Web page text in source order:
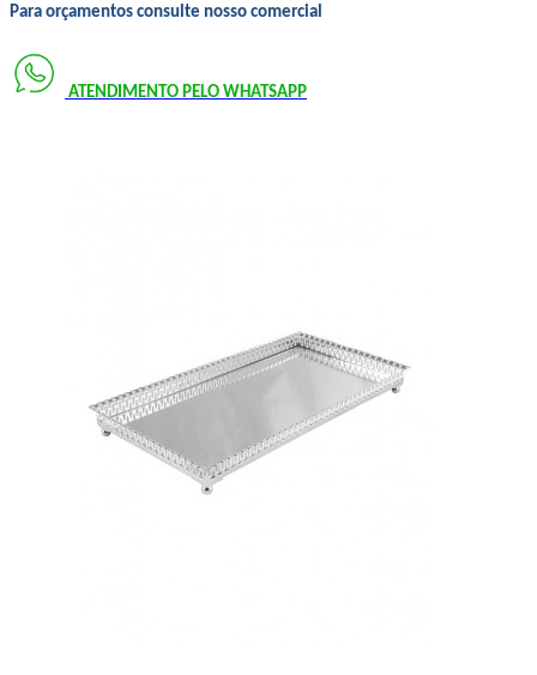
Para orçamentos consulte nosso comercial
ATENDIMENTO PELO WHATSAPP